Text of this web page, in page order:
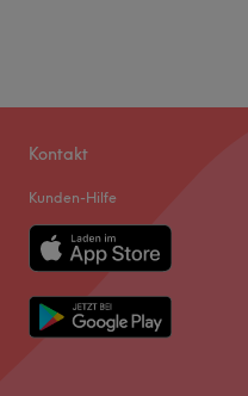
Kontakt
Kunden-Hilfe